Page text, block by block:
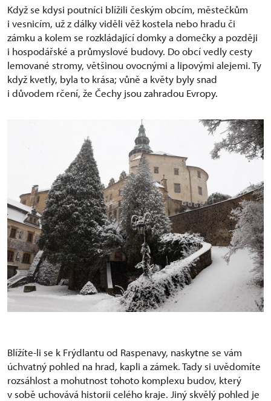
Když se kdysi poutníci blížili českým obcím, městečkům
i vesnicím, už z dálky viděli věž kostela nebo hradu či
zámku a kolem se rozkládající domky a domečky a později
i hospodářské a průmyslové budovy. Do obcí vedly cesty
lemované stromy, většinou ovocnými a lipovými alejemi. Ty
když kvetly, byla to krása; vůně a květy byly snad
i důvodem rčení, že Čechy jsou zahradou Evropy.
Blížíte-li se k Frýdlantu od Raspenavy, naskytne se vám
úchvatný pohled na hrad, kapli a zámek. Tady si uvědomíte
rozsáhlost a mohutnost tohoto komplexu budov, který
v sobě uchovává historii celého kraje. Jiný skvělý pohled je